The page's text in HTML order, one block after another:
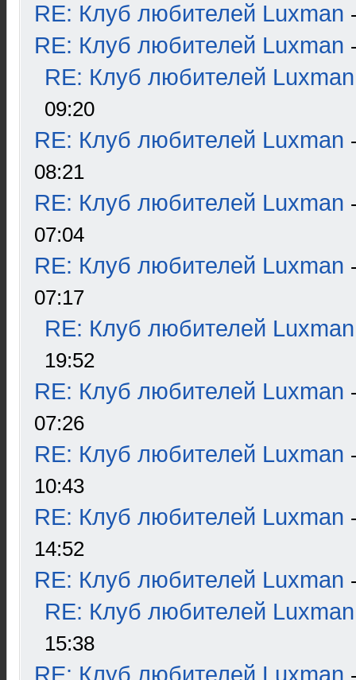
RE: Клуб любителей Luxman
RE: Клуб любителей Luxman
RE: Клуб любителей Luxman
09:20
RE: Клуб любителей Luxman
08:21
RE: Клуб любителей Luxman
07:04
RE: Клуб любителей Luxman
07:17
RE: Клуб любителей Luxman
19:52
RE: Клуб любителей Luxman
07:26
RE: Клуб любителей Luxman
10:43
RE: Клуб любителей Luxman
14:52
RE: Клуб любителей Luxman
RE: Клуб любителей Luxman
15:38
RE: Клуб любителей Luxman